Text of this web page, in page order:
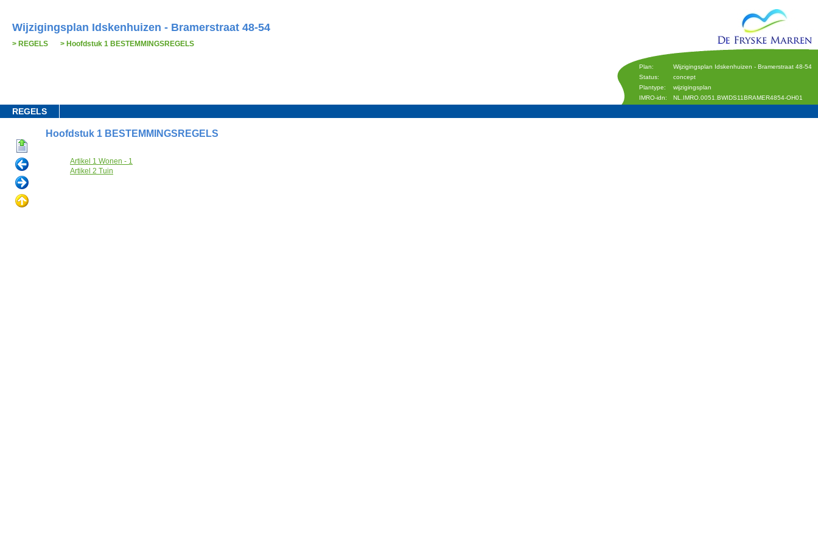
Wijzigingsplan Idskenhuizen - Bramerstraat 48-54
REGELS Hoofdstuk 1 BESTEMMINGSREGELS
Plan:
Wijzigingsplan Idskenhuizen - Bramerstraat 48-54
Status:
concept
Plantype:
wijzigingsplan
IMRO-idn:
NL.IMRO.0051.BWIDS11BRAMER4854-OH01
REGELS
Hoofdstuk 1 BESTEMMINGSREGELS
Artikel 1 Wonen - 1
Artikel 2 Tuin